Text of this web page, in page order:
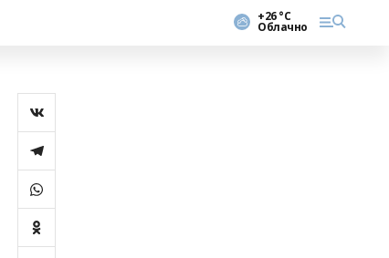
+26 °С
Облачно